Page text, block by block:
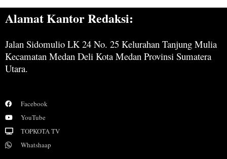
Alamat Kantor Redaksi:
Jalan Sidomulio LK 24 No. 25 Kelurahan Tanjung Mulia
Kecamatan Medan Deli Kota Medan Provinsi Sumatera
Utara.
Facebook
YouTube
TOPKOTA TV
Whatshaap